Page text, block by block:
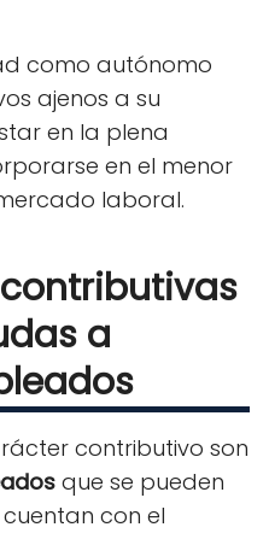
como autónomo
ajenos a su
en la plena
en el menor
laboral.
a
contributivo son
que se pueden
con el